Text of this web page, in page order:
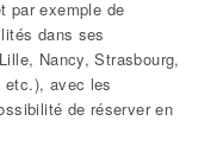
par exemple de
dans ses
Nancy, Strasbourg,
etc.), avec les
de réserver en